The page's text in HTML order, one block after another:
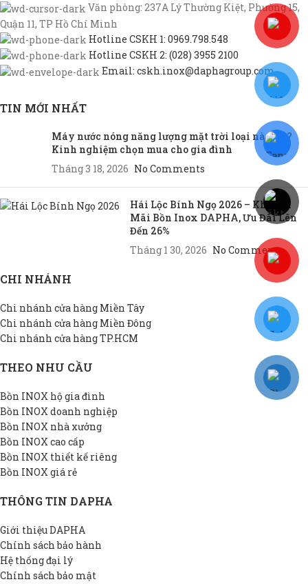
Văn phòng: 237A Lý Thường Kiệt, Phường 15,
Quận 11, TP Hồ Chí Minh
Hotline CSKH 1: 0969.798.548
Hotline CSKH 2: (028) 3955 2100
Email: cskh.inox@daphagroup.com
TIN MỚI NHẤT
Máy nước nóng năng lượng mặt trời loại nào tốt?
Kinh nghiệm chọn mua cho gia đình
Tháng 3 18, 2026 No Comments
Hái Lộc Bính Ngọ 2026 – Khuyến
Mãi Bồn Inox DAPHA, Ưu Đãi Lên
Đến 26%
Tháng 1 30, 2026 No Comments
CHI NHÁNH
Chi nhánh cửa hàng Miền Tây
Chi nhánh cửa hàng Miền Đông
Chi nhánh cửa hàng TP.HCM
THEO NHU CẦU
Bồn INOX hộ gia đình
Bồn INOX doanh nghiệp
Bồn INOX nhà xưởng
Bồn INOX cao cấp
Bồn INOX thiết kế riêng
Bồn INOX giá rẻ
THÔNG TIN DAPHA
Giới thiệu DAPHA
Chính sách bảo hành
Hệ thống đại lý
Chính sách bảo mật